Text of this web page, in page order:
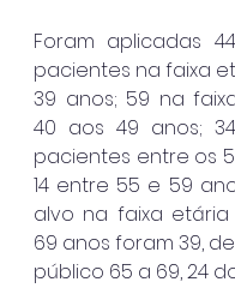
Foram aplicadas
pacientes na faixa
39 anos; 59 na
40 aos 49 anos;
pacientes entre os
14 entre 55 e 59
alvo na faixa
69 anos foram 39,
público 65 a 69, 24